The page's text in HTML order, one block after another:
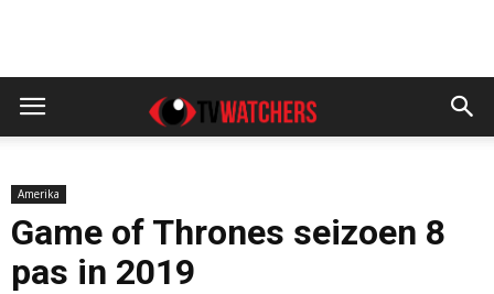
Amerika
Game of Thrones seizoen 8
pas in 2019